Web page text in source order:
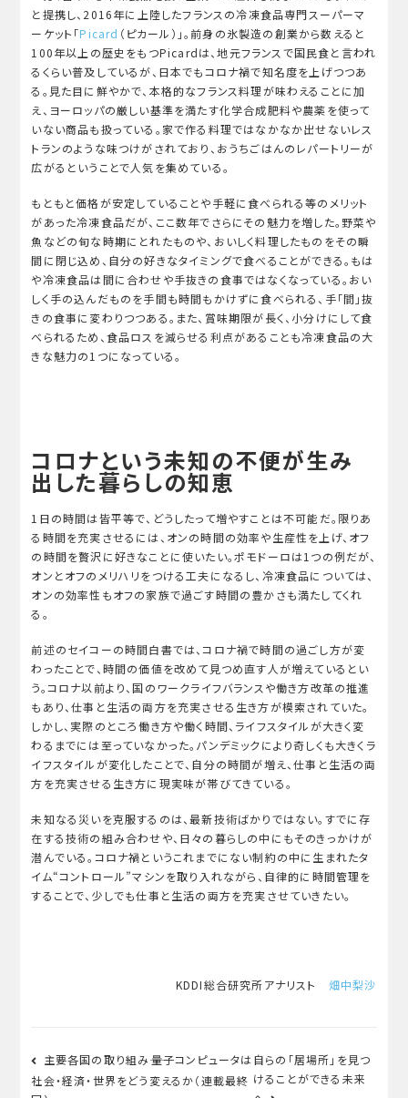
と提携し、2016年に上陸したフランスの冷凍食品専門スーパーマ
ーケット「Picard （ピカール）」。前身の氷製造の創業から数えると
100年以上の歴史をもつPicardは、地元フランスで国民食と言われ
るくらい普及しているが、日本でもコロナ禍で知名度を上げつつあ
る。見た目に鮮やかで、本格的なフランス料理が味わえることに加
え、ヨーロッパの厳しい基準を満たす化学合成肥料や農薬を使って
いない商品も扱っている。家で作る料理ではなかなか出せないレス
トランのような味つけがされており、おうちごはんのレパートリーが
広がるということで人気を集めている。
もともと価格が安定していることや手軽に食べられる等のメリット
があった冷凍食品だが、ここ数年でさらにその魅力を増した。野菜や
魚などの旬な時期にとれたものや、おいしく料理したものをその瞬
間に閉じ込め、自分の好きなタイミングで食べることができる。もは
や冷凍食品は間に合わせや手抜きの食事ではなくなっている。おい
しく手の込んだものを手間も時間もかけずに食べられる、手「間」抜
きの食事に変わりつつある。また、賞味期限が長く、小分けにして食
べられるため、食品ロスを減らせる利点があることも冷凍食品の大
きな魅力の1つになっている。
コロナという未知の不便が生み
出した暮らしの知恵
1日の時間は皆平等で、どうしたって増やすことは不可能だ。限りあ
る時間を充実させるには、オンの時間の効率や生産性を上げ、オフ
の時間を贅沢に好きなことに使いたい。ポモドーロは1つの例だが、
オンとオフのメリハリをつける工夫になるし、冷凍食品については、
オンの効率性もオフの家族で過ごす時間の豊かさも満たしてくれ
る。
前述のセイコーの時間白書では、コロナ禍で時間の過ごし方が変
わったことで、時間の価値を改めて見つめ直す人が増えているとい
う。コロナ以前より、国のワークライフバランスや働き方改革の推進
もあり、仕事と生活の両方を充実させる生き方が模索されていた。
しかし、実際のところ働き方や働く時間、ライフスタイルが大きく変
わるまでには至っていなかった。パンデミックにより奇しくも大きくラ
イフスタイルが変化したことで、自分の時間が増え、仕事と生活の両
方を充実させる生き方に現実味が帯びてきている。
未知なる災いを克服するのは、最新技術ばかりではない。すでに存
在する技術の組み合わせや、日々の暮らしの中にもそのきっかけが
潜んでいる。コロナ禍というこれまでにない制約の中に生まれたタ
イム“コントロール”マシンを取り入れながら、自律的に時間管理を
することで、少しでも仕事と生活の両方を充実させていきたい。
KDDI総合研究所アナリスト 畑中梨沙
稿主要各国の取り組み――量子コンピュータは
社会・経済・世界をどう変えるか（連載最終
自らの「居場所」を見つ
けることができる未来